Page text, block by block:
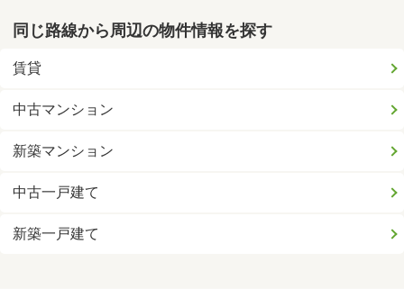
同じ路線から周辺の物件情報を探す
賃貸
中古マンション
新築マンション
中古一戸建て
新築一戸建て